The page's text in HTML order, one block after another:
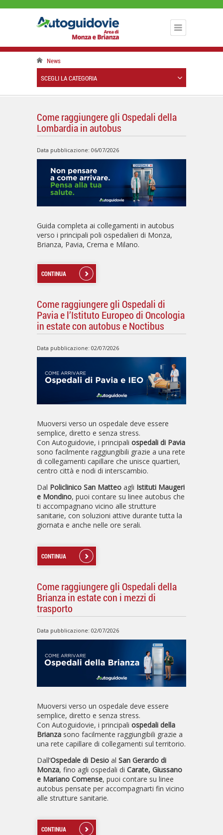
News
SCEGLI LA CATEGORIA
Come raggiungere gli Ospedali della
Lombardia in autobus
Data pubblicazione: 06/07/2026
Guida completa ai collegamenti in autobus
verso i principali poli ospedalieri di Monza,
Brianza, Pavia, Crema e Milano.
CONTINUA
Come raggiungere gli Ospedali di
Pavia e l’Istituto Europeo di Oncologia
in estate con autobus e Noctibus
Data pubblicazione: 02/07/2026
Muoversi verso un ospedale deve essere
semplice, diretto e senza stress.
Con Autoguidovie, i principali ospedali di Pavia
sono facilmente raggiungibili grazie a una rete
di collegamenti capillare che unisce quartieri,
centro città e nodi di interscambio.
Dal Policlinico San Matteo agli Istituti Maugeri
e Mondino, puoi contare su linee autobus che
ti accompagnano vicino alle strutture
sanitarie, con soluzioni attive durante tutta la
giornata e anche nelle ore serali.
CONTINUA
Come raggiungere gli Ospedali della
Brianza in estate con i mezzi di
trasporto
Data pubblicazione: 02/07/2026
Muoversi verso un ospedale deve essere
semplice, diretto e senza stress.
Con Autoguidovie, i principali ospedali della
Brianza sono facilmente raggiungibili grazie a
una rete capillare di collegamenti sul territorio.
Dall’Ospedale di Desio al San Gerardo di
Monza, fino agli ospedali di Carate, Giussano
e Mariano Comense, puoi contare su linee
autobus pensate per accompagnarti fin vicino
alle strutture sanitarie.
CONTINUA